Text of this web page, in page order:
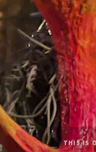
THIS IS